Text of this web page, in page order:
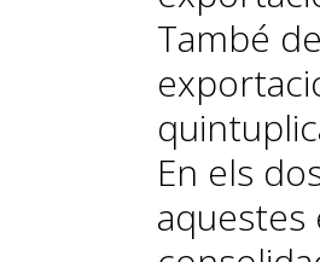
També
En els